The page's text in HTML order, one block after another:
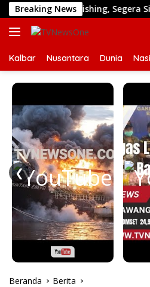
Langsung
ke
konten
Breaking News
Tahap Finishing, Segera Siap
Kalbar Nusantara Dunia
❮
Beranda Berita